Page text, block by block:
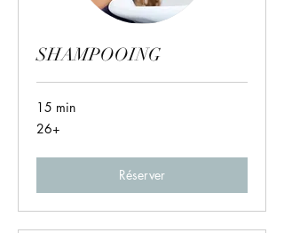
SHAMPOOING
15 min
26+
26+
Réserver